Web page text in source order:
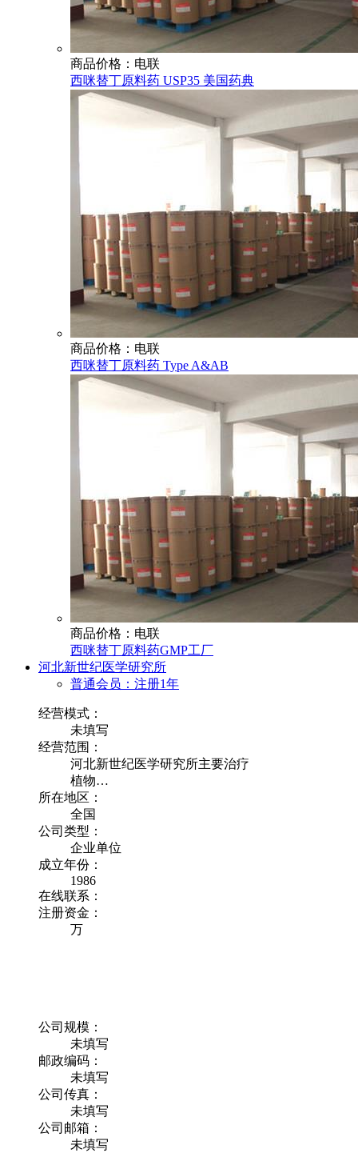
商品价格：电联
西咪替丁原料药 USP35 美国药典
商品价格：电联
西咪替丁原料药 Type A&AB
商品价格：电联
西咪替丁原料药GMP工厂
河北新世纪医学研究所
普通会员：注册1年
经营模式：
未填写
经营范围：
河北新世纪医学研究所主要治疗
植物…
所在地区：
全国
公司类型：
企业单位
成立年份：
1986
在线联系：
注册资金：
万
公司规模：
未填写
邮政编码：
未填写
公司传真：
未填写
公司邮箱：
未填写